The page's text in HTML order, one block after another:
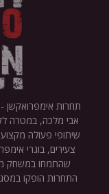
אבי מלכה, במטרה
שיתופי פעולה
צעירים, בוגרי
שהתמחו במשחק
התחרות הופקו במסגרתה כ-350 סרטים